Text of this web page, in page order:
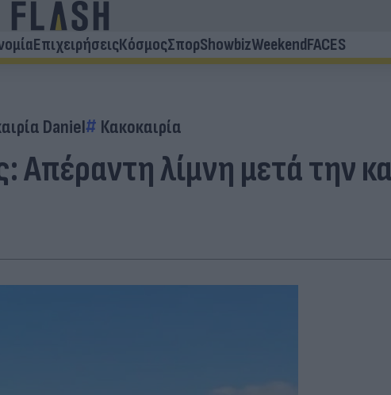
ΕπιχειρήσειςΚόσμοςΣπορShowbizWeekendFACES
Daniel Κακοκαιρία
λίμνη μετά την